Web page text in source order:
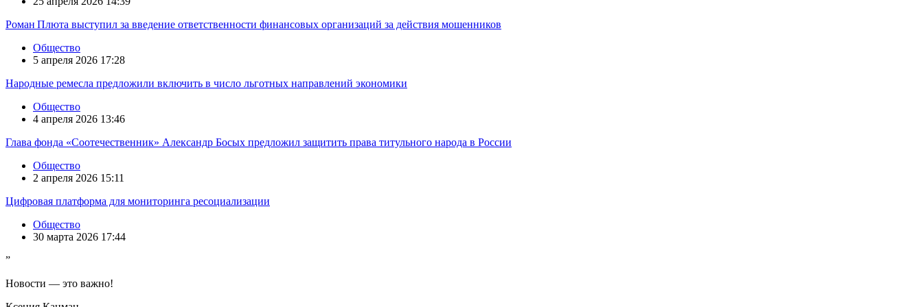
Роман Плюта выступил за введение ответственности финансовых организаций за действия мошенников
Общество
5 апреля 2026 17:28
Народные ремесла предложили включить в число льготных направлений экономики
Общество
4 апреля 2026 13:46
Глава фонда «Соотечественник» Александр Босых предложил защитить права титульного народа в России
Общество
2 апреля 2026 15:11
Цифровая платформа для мониторинга ресоциализации
Общество
30 марта 2026 17:44
”
Новости — это важно!